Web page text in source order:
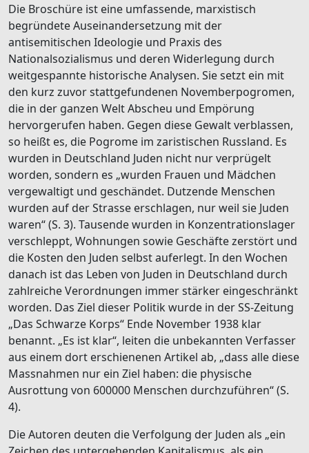
Die Broschüre ist eine umfassende, marxistisch
begründete Auseinandersetzung mit der
antisemitischen Ideologie und Praxis des
Nationalsozialismus und deren Widerlegung durch
weitgespannte historische Analysen. Sie setzt ein mit
den kurz zuvor stattgefundenen Novemberpogromen,
die in der ganzen Welt Abscheu und Empörung
hervorgerufen haben. Gegen diese Gewalt verblassen,
so heißt es, die Pogrome im zaristischen Russland. Es
wurden in Deutschland Juden nicht nur verprügelt
worden, sondern es „wurden Frauen und Mädchen
vergewaltigt und geschändet. Dutzende Menschen
wurden auf der Strasse erschlagen, nur weil sie Juden
waren“ (S. 3). Tausende wurden in Konzentrationslager
verschleppt, Wohnungen sowie Geschäfte zerstört und
die Kosten den Juden selbst auferlegt. In den Wochen
danach ist das Leben von Juden in Deutschland durch
zahlreiche Verordnungen immer stärker eingeschränkt
worden. Das Ziel dieser Politik wurde in der SS-Zeitung
„Das Schwarze Korps“ Ende November 1938 klar
benannt. „Es ist klar“, leiten die unbekannten Verfasser
aus einem dort erschienenen Artikel ab, „dass alle diese
Massnahmen nur ein Ziel haben: die physische
Ausrottung von 600000 Menschen durchzuführen“ (S.
4).
Die Autoren deuten die Verfolgung der Juden als „ein